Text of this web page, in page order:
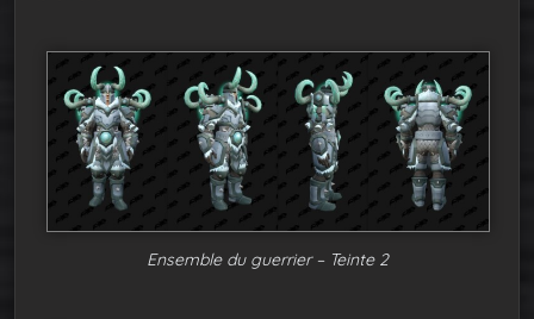
Ensemble du guerrier – Teinte 2